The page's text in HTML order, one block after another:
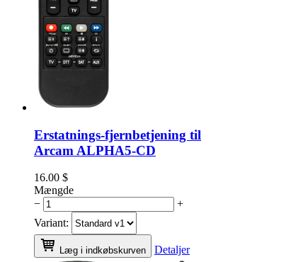
Erstatnings-fjernbetjening til
Arcam ALPHA5-CD
16.00 $
Mængde
−
+
Variant:
Læg i indkøbskurven Detaljer